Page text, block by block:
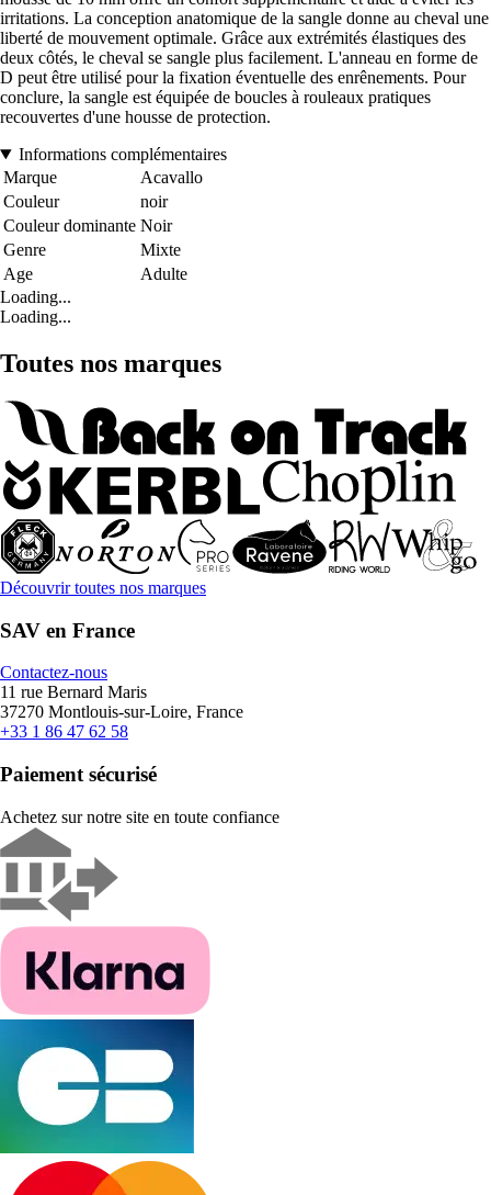
irritations. La conception anatomique de la sangle donne au cheval une
liberté de mouvement optimale. Grâce aux extrémités élastiques des
deux côtés, le cheval se sangle plus facilement. L'anneau en forme de
D peut être utilisé pour la fixation éventuelle des enrênements. Pour
conclure, la sangle est équipée de boucles à rouleaux pratiques
recouvertes d'une housse de protection.
Informations complémentaires
Marque
Acavallo
Couleur
noir
Couleur dominante Noir
Genre
Mixte
Age
Adulte
Loading...
Loading...
Toutes nos marques
Découvrir toutes nos marques
SAV en France
Contactez-nous
11 rue Bernard Maris
37270 Montlouis-sur-Loire, France
+33 1 86 47 62 58
Paiement sécurisé
Achetez sur notre site en toute confiance